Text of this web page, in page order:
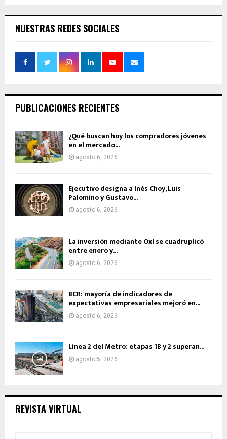
NUESTRAS REDES SOCIALES
PUBLICACIONES RECIENTES
¿Qué buscan hoy los compradores jóvenes
en el mercado...
agosto 6, 2026
Ejecutivo designa a Inés Choy, Luis
Palomino y Gustavo...
agosto 6, 2026
La inversión mediante OxI se cuadruplicó
entre enero y...
agosto 6, 2026
BCR: mayoría de indicadores de
expectativas empresariales mejoró en...
agosto 6, 2026
Línea 2 del Metro: etapas 1B y 2 superan...
agosto 5, 2026
REVISTA VIRTUAL